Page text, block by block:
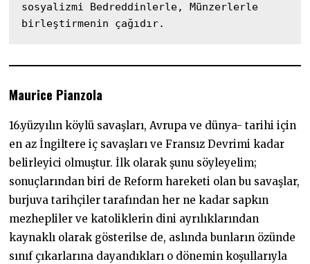
sosyalizmi Bedreddinlerle, Münzerlerle
birleştirmenin çağıdır.
Maurice Pianzola
16.yüzyılın köylü savaşları, Avrupa ve dünya- tarihi için
en az İngiltere iç savaşları ve Fransız Devrimi kadar
belirleyici olmuştur. İlk olarak şunu söyleyelim;
sonuçlarından biri de Reform hareketi olan bu savaşlar,
burjuva tarihçiler tarafından her ne kadar sapkın
mezhepliler ve katoliklerin dini ayrılıklarından
kaynaklı olarak gösterilse de, aslında bunların özünde
sınıf çıkarlarına dayandıkları o dönemin koşullarıyla